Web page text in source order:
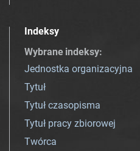
Indeksy
Wybrane indeksy:
Jednostka organizacyjna
Tytuł
Tytuł czasopisma
Tytuł pracy zbiorowej
Twórca